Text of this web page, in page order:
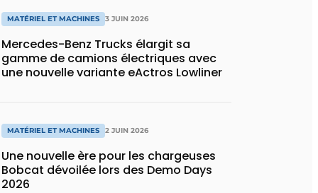
MATÉRIEL ET MACHINES 3 JUIN 2026
Mercedes-Benz Trucks élargit sa
gamme de camions électriques avec
une nouvelle variante eActros Lowliner
MATÉRIEL ET MACHINES 2 JUIN 2026
Une nouvelle ère pour les chargeuses
Bobcat dévoilée lors des Demo Days
2026